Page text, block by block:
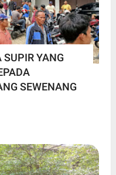
SUPIR YANG
SEWENANG